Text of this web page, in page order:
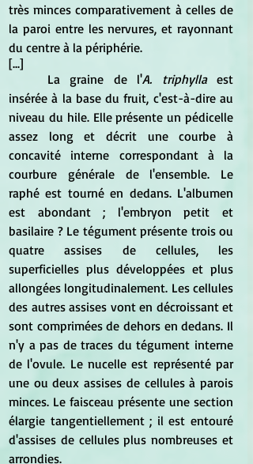
très minces comparativement à celles de
la paroi entre les nervures, et rayonnant
du centre à la périphérie.
[...]
	La graine de l'
A. triphylla est
insérée à la base du fruit, c'est-à-dire au
niveau du hile. Elle présente un pédicelle
assez long et décrit une courbe à
concavité interne correspondant à la
courbure générale de l'ensemble. Le
raphé est tourné en dedans. L'albumen
est abondant ; l'embryon petit et
basilaire ? Le tégument présente trois ou
quatre assises de cellules, les
superficielles plus développées et plus
allongées longitudinalement. Les cellules
des autres assises vont en décroissant et
sont comprimées de dehors en dedans. Il
n'y a pas de traces du tégument interne
de l'ovule. Le nucelle est représenté par
une ou deux assises de cellules à parois
minces. Le faisceau présente une section
élargie tangentiellement ; il est entouré
d'assises de cellules plus nombreuses et
arrondies.